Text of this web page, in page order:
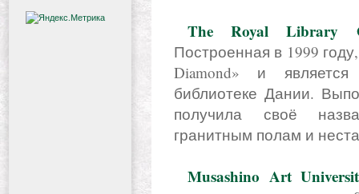
The Royal Library
Построенная в 1999
Diamond» и
библиотеке Дании.
получила своё
гранитным полам и
Musashino Art